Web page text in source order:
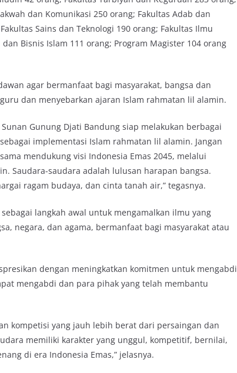
dan Komunikasi 250 orang; Fakultas Adab dan
Sains dan Teknologi 190 orang; Fakultas Ilmu
Bisnis Islam 111 orang; Program Magister 104 orang
agar bermanfaat bagi masyarakat, bangsa dan
dan menyebarkan ajaran Islam rahmatan lil alamin.
Gunung Djati Bandung siap melakukan berbagai
implementasi Islam rahmatan lil alamin. Jangan
mendukung visi Indonesia Emas 2045, melalui
Saudara-saudara adalah lulusan harapan bangsa.
ragam budaya, dan cinta tanah air,” tegasnya.
langkah awal untuk mengamalkan ilmu yang
negara, dan agama, bermanfaat bagi masyarakat atau
dengan meningkatkan komitmen untuk mengabdi
mengabdi dan para pihak yang telah membantu
kompetisi yang jauh lebih berat dari persaingan dan
memiliki karakter yang unggul, kompetitif, bernilai,
di era Indonesia Emas,” jelasnya.